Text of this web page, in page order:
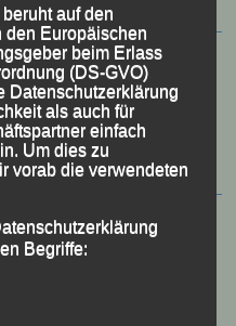
auf den
den Europäischen
beim Erlass
(DS-GVO)
Datenschutzerklärung
als auch für
einfach
Um dies zu
vorab die verwendeten
Begriffe: